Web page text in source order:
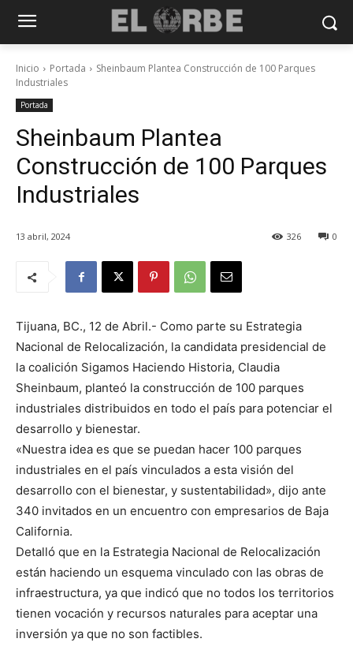
Inicio Portada
Sheinbaum Plantea Construcción de 100 Parques
Industriales
Portada
Sheinbaum Plantea
Construcción de 100 Parques
Industriales
13 abril, 2024 0
326
Tijuana, BC., 12 de Abril.- Como parte su Estrategia
Nacional de Relocalización, la candidata presidencial de
la coalición Sigamos Haciendo Historia, Claudia
Sheinbaum, planteó la construcción de 100 parques
industriales distribuidos en todo el país para potenciar el
desarrollo y bienestar.
«Nuestra idea es que se puedan hacer 100 parques
industriales en el país vinculados a esta visión del
desarrollo con el bienestar, y sustentabilidad», dijo ante
340 invitados en un encuentro con empresarios de Baja
California.
Detalló que en la Estrategia Nacional de Relocalización
están haciendo un esquema vinculado con las obras de
infraestructura, ya que indicó que no todos los territorios
tienen vocación y recursos naturales para aceptar una
inversión ya que no son factibles.